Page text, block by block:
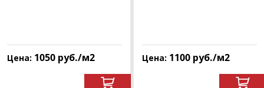
Цена: 1050 руб./м2 Цена: 1100 руб./м2